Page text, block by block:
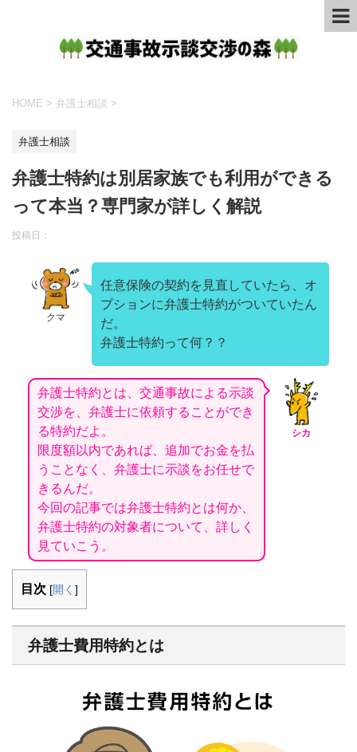
HOME > 弁護士相談 >
弁護士相談
弁護士特約は別居家族でも利用ができる
って本当？専門家が詳しく解説
投稿日：
クマ
任意保険の契約を見直していたら、オ
プションに弁護士特約がついていたん
だ。
弁護士特約って何？？
シカ
弁護士特約とは、交通事故による示談
交渉を、弁護士に依頼することができ
る特約だよ。
限度額以内であれば、追加でお金を払
うことなく、弁護士に示談をお任せで
きるんだ。
今回の記事では弁護士特約とは何か、
弁護士特約の対象者について、詳しく
見ていこう。
目次 [開く ]
弁護士費用特約とは